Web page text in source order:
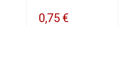
0,75 €